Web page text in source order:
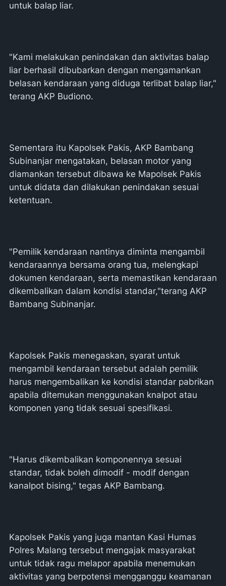
untuk balap liar.
"Kami melakukan penindakan dan aktivitas balap
liar berhasil dibubarkan dengan mengamankan
belasan kendaraan yang diduga terlibat balap liar,"
terang AKP Budiono.
Sementara itu Kapolsek Pakis, AKP Bambang
Subinanjar mengatakan, belasan motor yang
diamankan tersebut dibawa ke Mapolsek Pakis
untuk didata dan dilakukan penindakan sesuai
ketentuan.
"Pemilik kendaraan nantinya diminta mengambil
kendaraannya bersama orang tua, melengkapi
dokumen kendaraan, serta memastikan kendaraan
dikembalikan dalam kondisi standar,"terang AKP
Bambang Subinanjar.
Kapolsek Pakis menegaskan, syarat untuk
mengambil kendaraan tersebut adalah pemilik
harus mengembalikan ke kondisi standar pabrikan
apabila ditemukan menggunakan knalpot atau
komponen yang tidak sesuai spesifikasi.
"Harus dikembalikan komponennya sesuai
standar, tidak boleh dimodif - modif dengan
kanalpot bising," tegas AKP Bambang.
Kapolsek Pakis yang juga mantan Kasi Humas
Polres Malang tersebut mengajak masyarakat
untuk tidak ragu melapor apabila menemukan
aktivitas yang berpotensi mengganggu keamanan